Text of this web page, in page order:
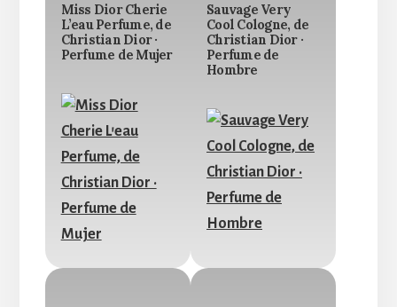
Miss Dior Cherie
L’eau Perfume, de
Christian Dior ·
Perfume de Mujer
Sauvage Very
Cool Cologne, de
Christian Dior ·
Perfume de
Hombre